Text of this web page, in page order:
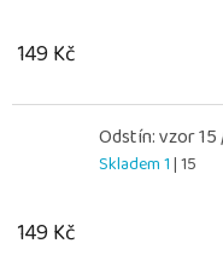
149 Kč
Odstín: vzor
Skladem 1| 15
149 Kč